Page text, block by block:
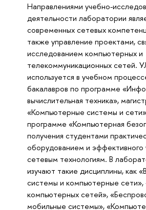
Направлениями учебно-
деятельности лаборатории
современных сетевых
также управление проектами,
исследованием компьютерных и
телекоммуникационных сетей.
используется в учебном
бакалавров по программе
вычислительная техника»,
«Компьютерные системы и
программе «Компьютерная
получения студентами
оборудованием и эффективного
сетевым технологиям. В
изучают такие дисциплины, как
системы и компьютерные
компьютерных сетей»,
мобильные системы»,